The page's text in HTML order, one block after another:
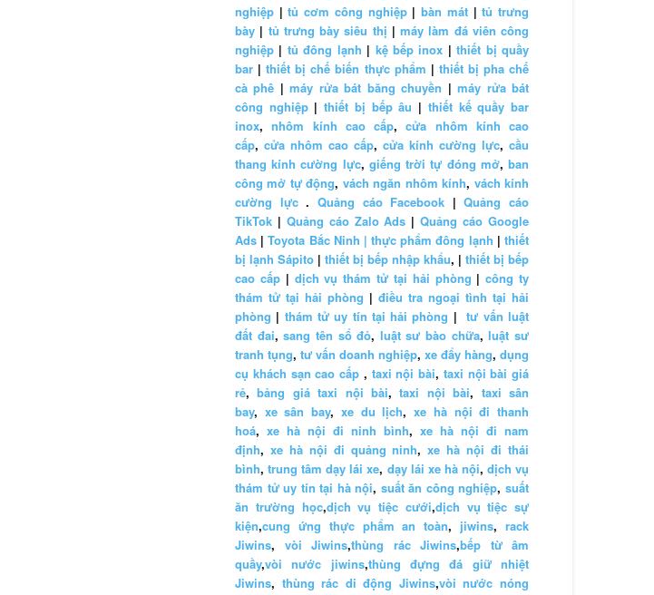
nghiệp |tủ cơm công nghiệp|bàn mát|tủ trưng
bày | tủ trưng bày siêu thị | máy làm đá viên công
nghiệp | tủ đông lạnh | kệ bếp inox |thiết bị quầy
bar |thiết bị chế biến thực phẩm | thiết bị pha chế
cà phê |máy rửa bát băng chuyền |máy rửa bát
công nghiệp|thiết bị bếp âu | thiết kế quầy bar
inox,nhôm kính cao cấp,cửa nhôm kính cao
cấp, cửa nhôm cao cấp, cửa kính cường lực, cầu
thang kính cường lực, giếng trời tự đóng mở,ban
công mở tự động, vách ngăn nhôm kính, vách kính
cường lực. Quảng cáo Facebook |Quảng cáo
TikTok | Quảng cáo Zalo Ads |Quảng cáo Google
Ads |Toyota Bắc Ninh | thực phẩm đông lạnh |thiết
bị lạnh Sápito | thiết bị bếp nhập khẩu, | thiết bị bếp
cao cấp| dịch vụ thám tử tại hải phòng |công ty
thám tử tại hải phòng | điều tra ngoại tình tại hải
phòng | thám tử uy tín tại hải phòng |tư vấn luật
đất đai,sang tên sổ đỏ, luật sư bào chữa,luật sư
tranh tụng, tư vấn doanh nghiệp, xe đẩy hàng, dụng
cụ khách sạn cao cấp , taxi nội bài, taxi nội bài giá
rẻ,bảng giá taxi nội bài,taxi nội bài, taxi sân
bay, xe sân bay, xe du lịch,xe hà nội đi thanh
hoá, xe hà nội đi ninh bình, xe hà nội đi nam
định, xe hà nội đi quảng ninh,xe hà nội đi thái
bình,trung tâm dạy lái xe, dạy lái xe hà nội, dịch vụ
thám tử uy tín tại hà nội, suất ăn công nghiệp,suất
ăn trường học,dịch vụ tiệc cưới,dịch vụ tiệc sự
kiện,cung ứng thực phẩm an toàn, jiwins,rack
Jiwins, vòi Jiwins,thùng rác Jiwins,bếp từ âm
quầy,vòi nước jiwins,thùng đựng đá giữ nhiệt
Jiwins, thùng rác di động Jiwins,vòi nước nóng